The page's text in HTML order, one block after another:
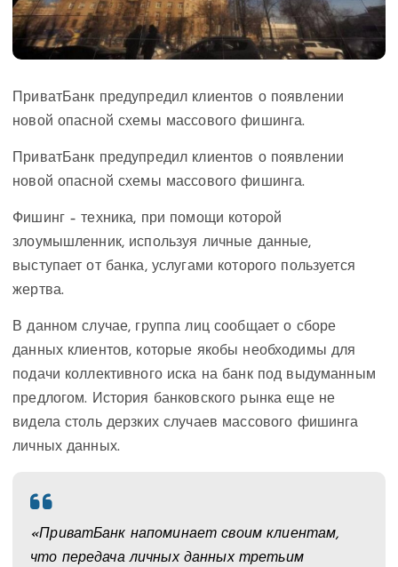
ПриватБанк предупредил клиентов о появлении
новой опасной схемы массового фишинга.
ПриватБанк предупредил клиентов о появлении
новой опасной схемы массового фишинга.
Фишинг – техника, при помощи которой
злоумышленник, используя личные данные,
выступает от банка, услугами которого пользуется
жертва.
В данном случае, группа лиц сообщает о сборе
данных клиентов, которые якобы необходимы для
подачи коллективного иска на банк под выдуманным
предлогом. История банковского рынка еще не
видела столь дерзких случаев массового фишинга
личных данных.
«ПриватБанк напоминает своим клиентам,
что передача личных данных третьим